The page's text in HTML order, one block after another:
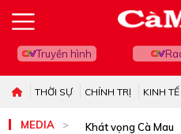
Truyền hình
THỜI SỰ CHÍNH TRỊ KINH TẾ
MEDIA Khát vọng Cà Mau